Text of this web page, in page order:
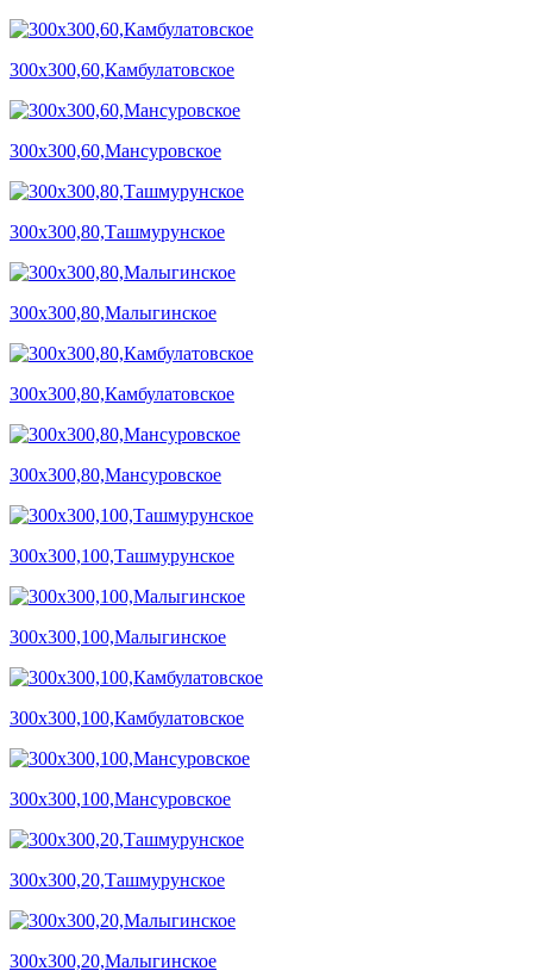
300х300,60,Камбулатовское
300х300,60,Мансуровское
300х300,80,Ташмурунское
300х300,80,Малыгинское
300х300,80,Камбулатовское
300х300,80,Мансуровское
300х300,100,Ташмурунское
300х300,100,Малыгинское
300х300,100,Камбулатовское
300х300,100,Мансуровское
300х300,20,Ташмурунское
300х300,20,Малыгинское